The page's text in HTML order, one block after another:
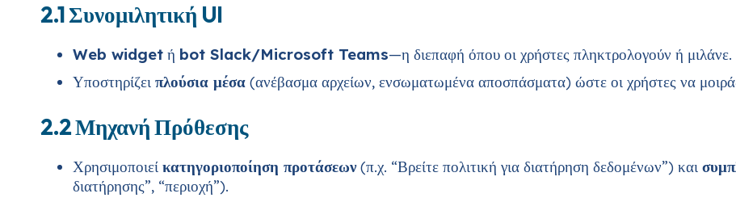
2.1 Συνομιλητική UI
Web widget ή bot Slack/Microsoft Teams—η διεπαφή όπου οι χρήστες πληκτρολογούν ή μιλάνε.
Υποστηρίζει πλούσια μέσα (ανέβασμα αρχείων, ενσωματωμένα αποσπάσματα) ώστε οι χρήστες να
2.2 Μηχανή Πρόθεσης
Χρησιμοποιεί κατηγοριοποίηση προτάσεων(π.χ. “Βρείτε πολιτική για διατήρηση δεδομένων”) και
διατήρησης”, “περιοχή”).